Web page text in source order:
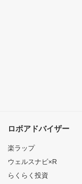
ロボアドバイザー
楽ラップ
ウェルスナビ×R
らくらく投資